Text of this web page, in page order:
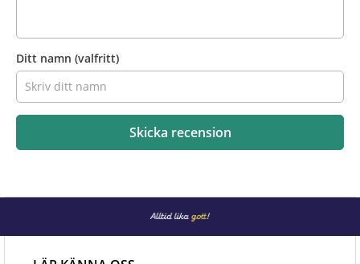
Ditt namn (valfritt)
Skicka recension